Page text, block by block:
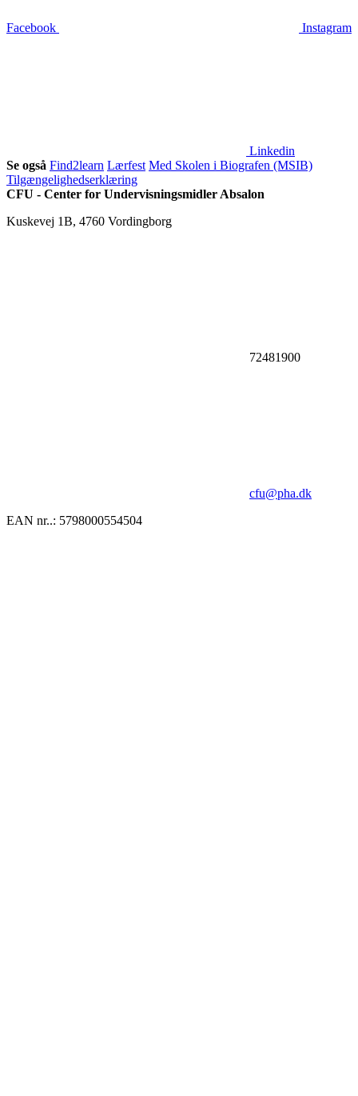
Facebook Instagram
Linkedin
Se også Find2learn Lærfest Med Skolen i Biografen (MSIB)
Tilgængelighedserklæring
CFU - Center for Undervisningsmidler Absalon
Kuskevej 1B, 4760 Vordingborg
72481900
cfu@pha.dk
EAN nr..: 5798000554504